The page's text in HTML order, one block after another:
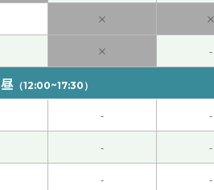
情况。这个地方很热闹。下次见吧。
康和旅游，我会继续努力工作。您
× ×
× -
昼（12:00~17:30）
- -
- -
- -